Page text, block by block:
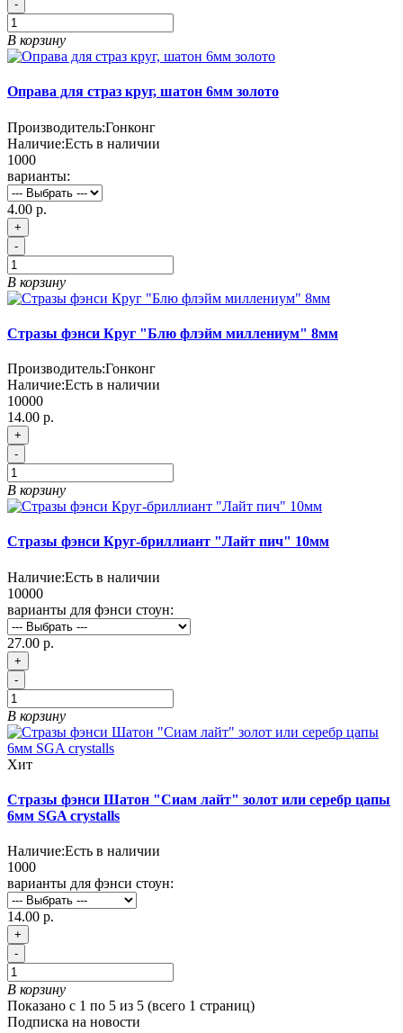
-
В корзину
Оправа для страз круг, шатон 6мм золото
Производитель:Гонконг
Наличие:Есть в наличии
1000
варианты:
4.00 р.
+
-
В корзину
Стразы фэнси Круг "Блю флэйм миллениум" 8мм
Производитель:Гонконг
Наличие:Есть в наличии
10000
14.00 р.
+
-
В корзину
Стразы фэнси Круг-бриллиант "Лайт пич" 10мм
Наличие:Есть в наличии
10000
варианты для фэнси стоун:
27.00 р.
+
-
В корзину
Хит
Стразы фэнси Шатон "Сиам лайт" золот или серебр цапы
6мм SGA crystalls
Наличие:Есть в наличии
1000
варианты для фэнси стоун:
14.00 р.
+
-
В корзину
Показано с 1 по 5 из 5 (всего 1 страниц)
Подписка на новости